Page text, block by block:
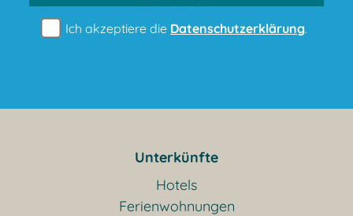
Ich akzeptiere die Datenschutzerklärung.
Unterkünfte
Hotels
Ferienwohnungen